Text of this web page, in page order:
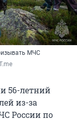
МЧС
56-летний
из-за
России по